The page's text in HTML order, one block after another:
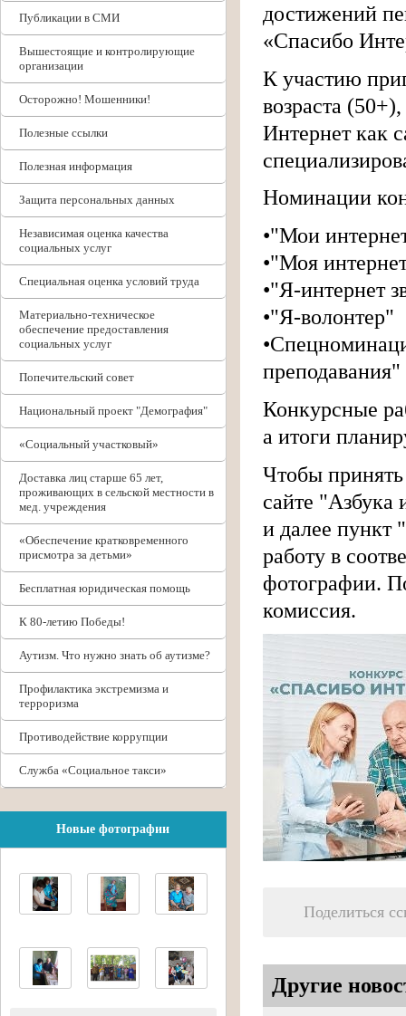
Публикации в СМИ
Вышестоящие и контролирующие
организации
Осторожно! Мошенники!
Полезные ссылки
Полезная информация
Защита персональных данных
Независимая оценка качества
социальных услуг
Специальная оценка условий труда
Материально-техническое
обеспечение предоставления
социальных услуг
Попечительский совет
Национальный проект "Демография"
«Социальный участковый»
Доставка лиц старше 65 лет,
проживающих в сельской местности в
мед. учреждения
«Обеспечение кратковременного
присмотра за детьми»
Бесплатная юридическая помощь
К 80-летию Победы!
Аутизм. Что нужно знать об аутизме?
Профилактика экстремизма и
терроризма
Противодействие коррупции
Служба «Социальное такси»
Новые фотографии
достижений
«Спасибо
К участию
возраста
Интернет как
Номинации
•"Мои
•"Моя
•"Я-интернет
•"Я-волонтер"
преподавания"
Конкурсные
а итоги
Чтобы принять
сайте "Азбука
и далее пункт
работу в
фотографии.
комиссия.
Поделиться
Другие